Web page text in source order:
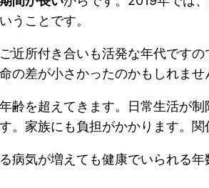
うことです。
近所付き合いも活発な年代です
の差が小さかったのかもしれませ
齢を超えてきます。日常生活が
家族にも負担がかかります。関
病気が増えても健康でいられる